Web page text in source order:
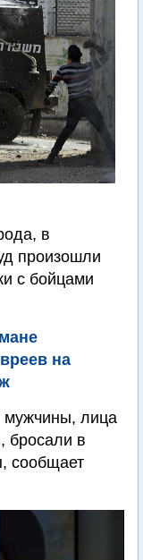
в
произошли
с бойцами
на
мужчины, лица
бросали в
сообщает